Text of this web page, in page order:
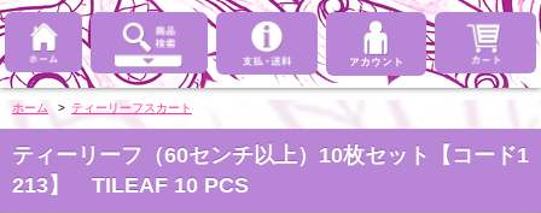
ホーム > ティーリーフスカート
ティーリーフ（60センチ以上）10枚セット【コード1
213】 TILEAF 10 PCS